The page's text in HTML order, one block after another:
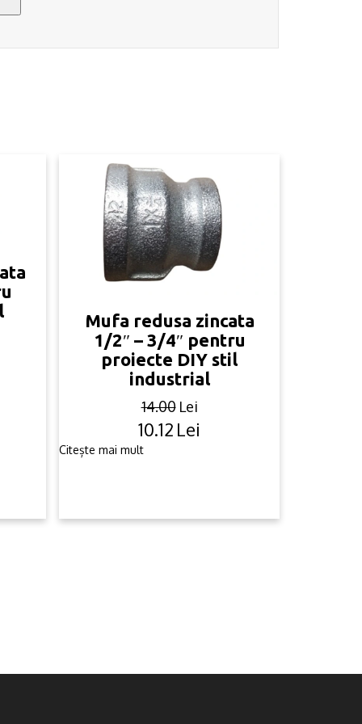
Mufa redusa zincata
1/2″ – 3/4″ pentru
proiecte DIY stil
industrial
14.00 Lei
Original
10.12 Lei
Current
Citește mai mult